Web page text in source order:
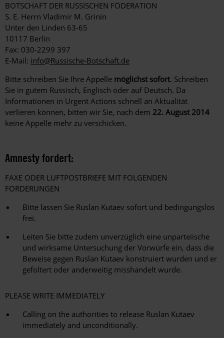
BOTSCHAFT DER RUSSISCHEN FÖDERATION
S. E. Herrn Vladimir M. Grinin
Unter den Linden 63-65
10117 Berlin
Fax: 030-2299 397
E-Mail: info@Russische-Botschaft.de
Bitte schreiben Sie Ihre Appelle möglichst sofort. Schreiben
Sie in gutem Russisch, Englisch oder auf Deutsch. Da
Informationen in Urgent Actions schnell an Aktualität
verlieren können, bitten wir Sie, nach dem 22. August 2014
keine Appelle mehr zu verschicken.
Amnesty fordert:
FAXE ODER LUFTPOSTBRIEFE MIT FOLGENDEN
FORDERUNGEN
Bitte lassen Sie Ruslan Kutaev sofort und bedingungslos
frei.
Leiten Sie bitte zudem unverzüglich eine unparteiische
und wirksame Untersuchung der Vorwürfe ein, dass die
Beweise gegen Ruslan Kutaev konstruiert wurden und er
gefoltert oder anderweitig misshandelt wurde.
PLEASE WRITE IMMEDIATELY
Calling on the authorities to release Ruslan Kutaev
immediately and unconditionally.